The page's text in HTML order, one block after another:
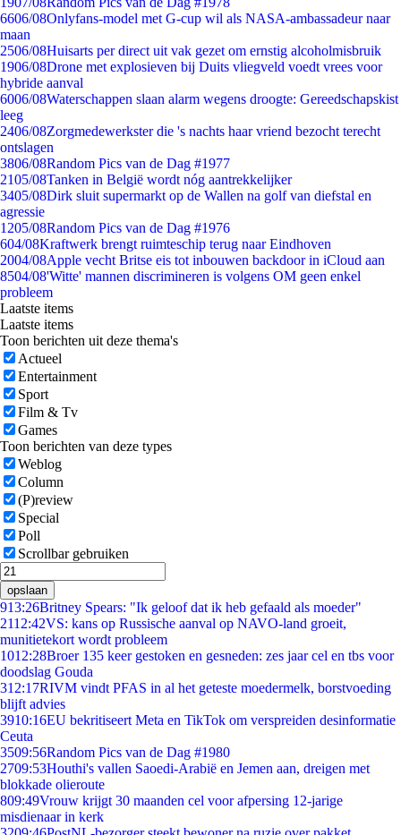
6606/08Onlyfans-model met G-cup wil als NASA-ambassadeur naar
maan
2506/08Huisarts per direct uit vak gezet om ernstig alcoholmisbruik
1906/08Drone met explosieven bij Duits vliegveld voedt vrees voor
hybride aanval
6006/08Waterschappen slaan alarm wegens droogte: Gereedschapskist
leeg
2406/08Zorgmedewerkster die 's nachts haar vriend bezocht terecht
ontslagen
3806/08Random Pics van de Dag #1977
2105/08Tanken in België wordt nóg aantrekkelijker
3405/08Dirk sluit supermarkt op de Wallen na golf van diefstal en
agressie
1205/08Random Pics van de Dag #1976
604/08Kraftwerk brengt ruimteschip terug naar Eindhoven
2004/08Apple vecht Britse eis tot inbouwen backdoor in iCloud aan
8504/08'Witte' mannen discrimineren is volgens OM geen enkel
probleem
Laatste items
Laatste items
Toon berichten uit deze thema's
Actueel
Entertainment
Sport
Film & Tv
Games
Toon berichten van deze types
Weblog
Column
(P)review
Special
Poll
Scrollbar gebruiken
opslaan
913:26Britney Spears: "Ik geloof dat ik heb gefaald als moeder"
2112:42VS: kans op Russische aanval op NAVO-land groeit,
munitietekort wordt probleem
1012:28Broer 135 keer gestoken en gesneden: zes jaar cel en tbs voor
doodslag Gouda
312:17RIVM vindt PFAS in al het geteste moedermelk, borstvoeding
blijft advies
3910:16EU bekritiseert Meta en TikTok om verspreiden desinformatie
Ceuta
3509:56Random Pics van de Dag #1980
2709:53Houthi's vallen Saoedi-Arabië en Jemen aan, dreigen met
blokkade olieroute
809:49Vrouw krijgt 30 maanden cel voor afpersing 12-jarige
misdienaar in kerk